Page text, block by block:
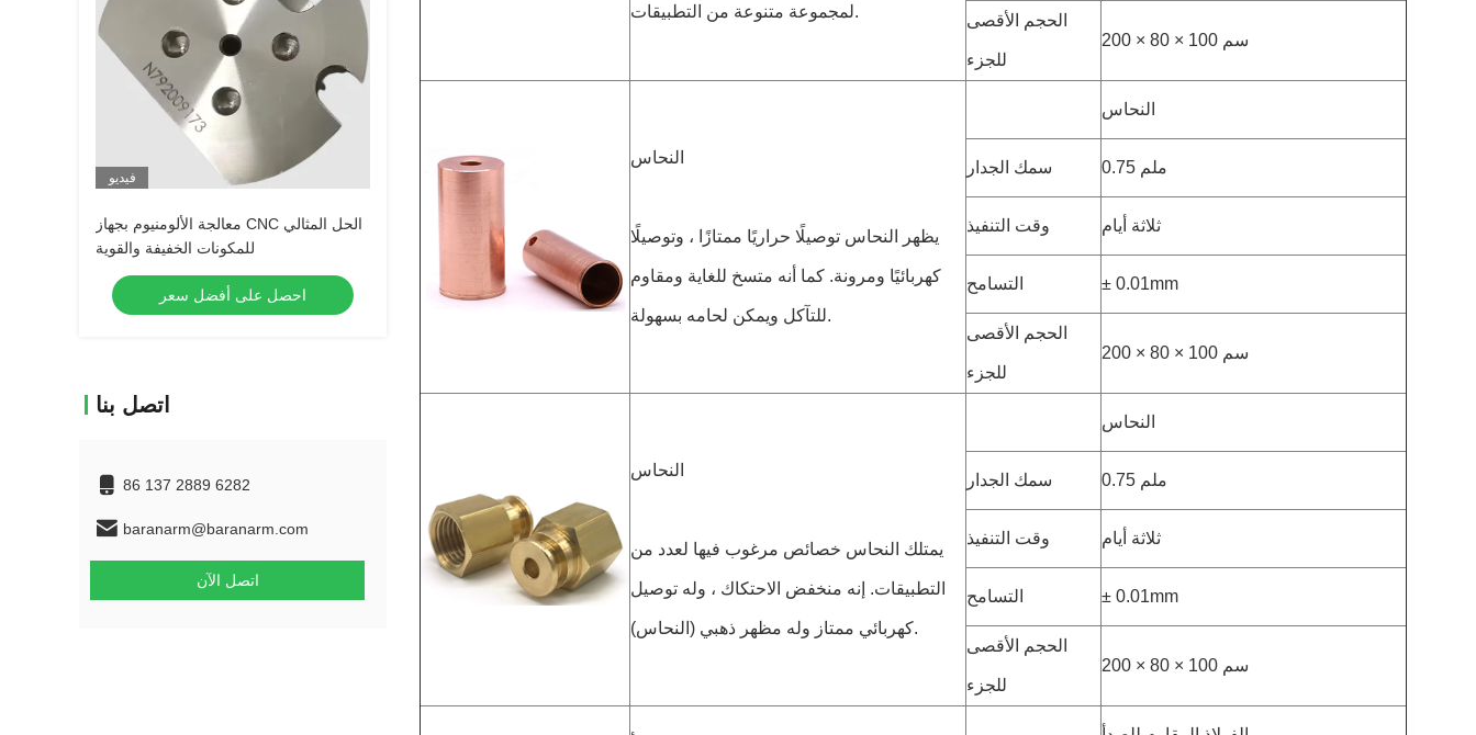
فيديو
معالجة الألومنيوم بجهاز CNC الحل المثالي
للمكونات الخفيفة والقوية
احصل على أفضل سعر
اتصل بنا
86 137 2889 6282
baranarm@baranarm.com
اتصل الآن
لمجموعة متنوعة من التطبيقات. الحجم الأقصى
للجزء
200 × 80 × 100 سم
النحاس
يظهر النحاس توصيلًا حراريًا ممتازًا ، وتوصيلًا
كهربائيًا ومرونة. كما أنه متسخ للغاية ومقاوم
للتآكل ويمكن لحامه بسهولة.
النحاس
سمك الجدار 0.75 ملم
وقت التنفيذ ثلاثة أيام
التسامح ± 0.01mm
الحجم الأقصى
للجزء
200 × 80 × 100 سم
النحاس
يمتلك النحاس خصائص مرغوب فيها لعدد من
التطبيقات. إنه منخفض الاحتكاك ، وله توصيل
كهربائي ممتاز وله مظهر ذهبي (النحاس).
النحاس
سمك الجدار 0.75 ملم
وقت التنفيذ ثلاثة أيام
التسامح ± 0.01mm
الحجم الأقصى
للجزء
200 × 80 × 100 سم